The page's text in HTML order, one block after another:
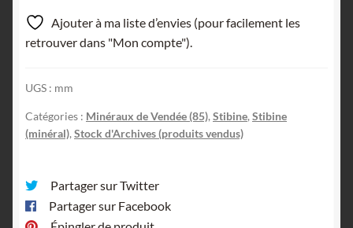
Ajouter à ma liste d’envies (pour facilement les
retrouver dans "Mon compte").
UGS : mm
Catégories : Minéraux de Vendée (85), Stibine, Stibine
(minéral), Stock d'Archives (produits vendus)
Partager sur Twitter
Partager sur Facebook